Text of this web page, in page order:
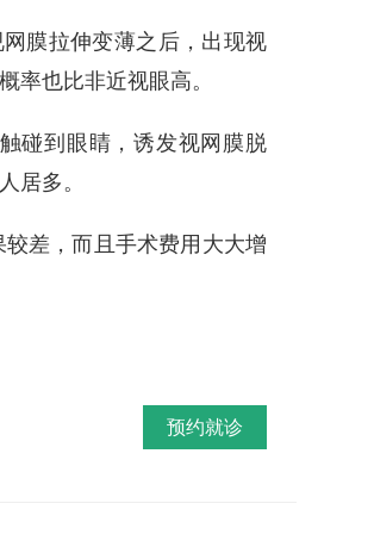
膜拉伸变薄之后，出现视
也比非近视眼高。
碰到眼睛，诱发视网膜脱
居多。
差，而且手术费用大大增
预约就诊